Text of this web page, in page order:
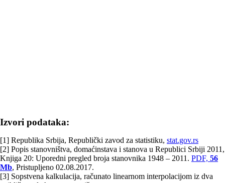
Izvori podataka:
[1] Republika Srbija, Republički zavod za statistiku, stat.gov.rs
[2] Popis stanovništva, domaćinstava i stanova u Republici Srbiji 2011,
Knjiga 20: Uporedni pregled broja stanovnika 1948 – 2011. PDF, 56
Mb, Pristupljeno 02.08.2017.
[3] Sopstvena kalkulacija, računato linearnom interpolacijom iz dva